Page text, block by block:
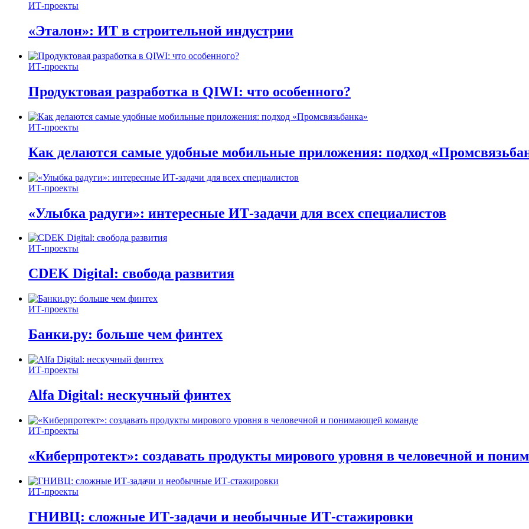
ИТ-проекты
«Эталон»: ИТ в строительной индустрии
ИТ-проекты
Продуктовая разработка в QIWI: что особенного?
ИТ-проекты
Как делаются самые удобные мобильные приложения: подход
ИТ-проекты
«Улыбка радуги»: интересные ИТ-задачи для всех специалистов
ИТ-проекты
CDEK Digital: свобода развития
ИТ-проекты
Банки.ру: больше чем финтех
ИТ-проекты
Alfa Digital: нескучный финтех
ИТ-проекты
«Киберпротект»: создавать продукты мирового уровня в человечной и
ИТ-проекты
ГНИВЦ: сложные ИТ‑задачи и необычные ИТ‑стажировки